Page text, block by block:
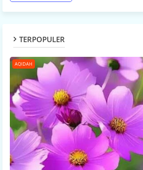
TERPOPULER
AQIDAH